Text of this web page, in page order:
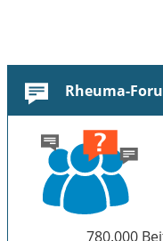
Rheuma-
780.000